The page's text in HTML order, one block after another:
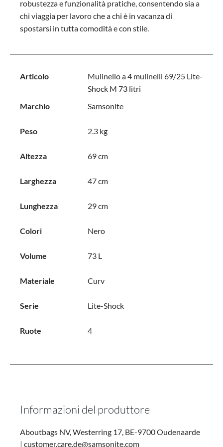
robustezza e funzionalità pratiche, consentendo sia a
chi viaggia per lavoro che a chi è in vacanza di
spostarsi in tutta comodità e con stile.
Articolo
Mulinello a 4 mulinelli 69/25 Lite-
Shock M 73 litri
Marchio
Samsonite
Peso 2.3 kg
Altezza 69 cm
Larghezza 47 cm
Lunghezza 29 cm
Colori Nero
Volume 73 L
Materiale Curv
Serie Lite-Shock
Ruote 4
Informazioni del produttore
Aboutbags NV, Westerring 17, BE-9700 Oudenaarde
| customer.care.de@samsonite.com